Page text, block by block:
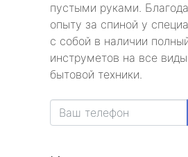
пустыми руками.
опыту за спиной у
с собой в наличии
инструметов на все
бытовой техники.